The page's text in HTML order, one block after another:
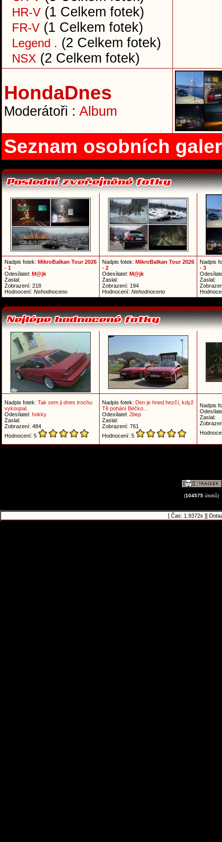
HR-V (1 Celkem fotek)
FR-V (1 Celkem fotek)
Legend . (2 Celkem fotek)
NSX (2 Celkem fotek)
HondaDnes
Moderátoři : Album
Seznam osobních
Nadpis fotek: MikroBalkan Tour 2026
- 1
Odesílatel: M@jk
Zaslal:
Zobrazení: 218
Hodnocení: Nehodnoceno
Nadpis fotek: MikroBalkan Tour 2026
- 2
Odesílatel: M@jk
Zaslal:
Zobrazení: 194
Hodnocení: Nehodnoceno
Nadpis
- 3
Zaslal:
Nadpis fotek: Tak sem ji dnes trochu
vykoupal.
Odesílatel: hokky
Zaslal:
Zobrazení: 484
Hodnocení: 5
Nadpis fotek: Den je hned hezčí, když
Tě pohání Béčko...
Odesílatel: 2bep
Zaslal:
Zobrazení: 761
Hodnocení: 5
Nadpis
Zaslal:
(104575 útoků)
[ Čas: 1.9372s ][